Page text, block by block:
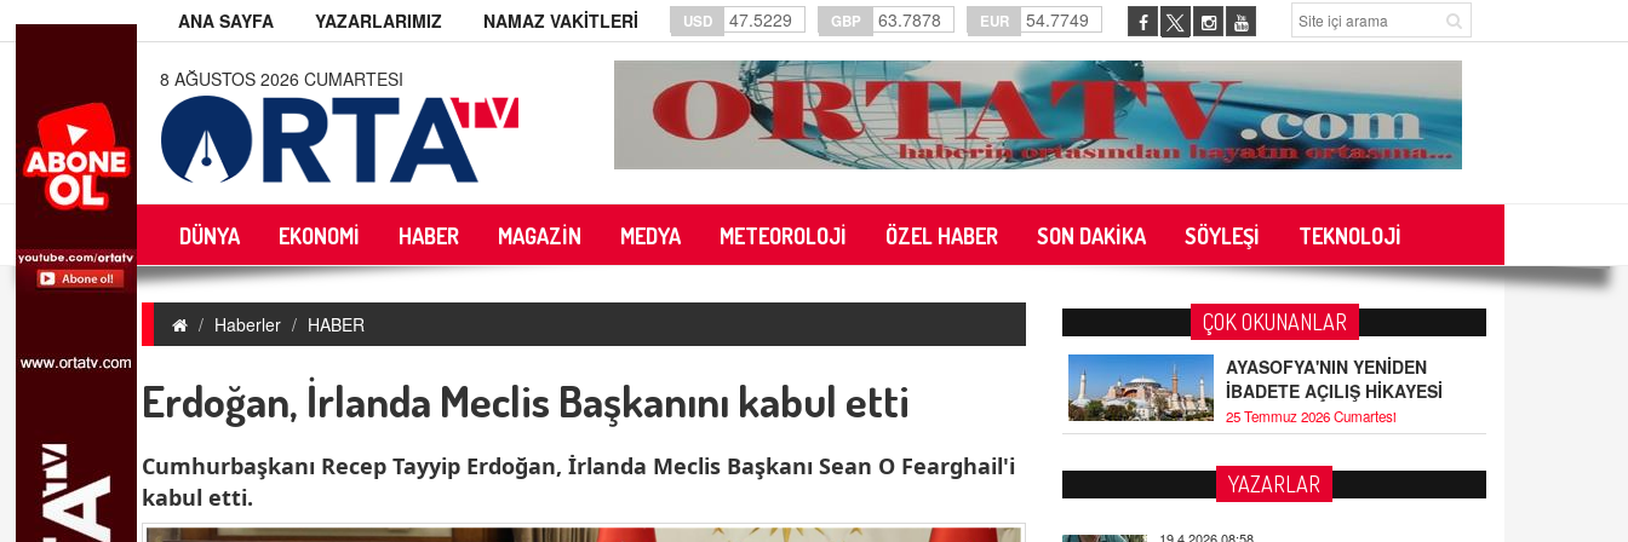
ANA SAYFA YAZARLARIMIZ NAMAZ VAKİTLERİ USD 47.5229 GBP 63.7878 EUR 54.7749
8 AĞUSTOS 2026 CUMARTESI
DÜNYA EKONOMİ HABER MAGAZİN MEDYA METEOROLOJİ ÖZEL HABER SON DAKİKA SÖYLEŞİ TEKNOLOJİ
Haberler HABER
Erdoğan, İrlanda Meclis Başkanını kabul etti
Cumhurbaşkanı Recep Tayyip Erdoğan, İrlanda Meclis Başkanı Sean O Fearghail'i
kabul etti.
ÇOK OKUNANLAR
AYASOFYA'NIN YENİDEN
İBADETE AÇILIŞ HİKAYESİ
25 Temmuz 2026 Cumartesi
YAZARLAR